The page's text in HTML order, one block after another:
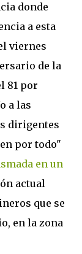
donde
a esta
viernes
de la
81 por
a las
dirigentes
por todo"
en un
actual
que se
en la zona